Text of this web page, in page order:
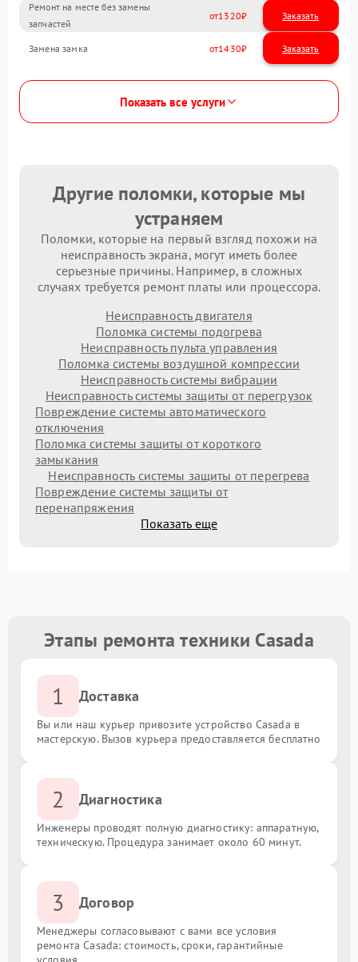
Ремонт на месте без замены
запчастей
1320
Замена замка 1430
Показать все услуги
Другие поломки, которые мы
устраняем
Поломки, которые на первый взгляд похожи на
неисправность экрана, могут иметь более
серьезные причины. Например, в сложных
случаях требуется ремонт платы или процессора.
Неисправность двигателя
Поломка системы подогрева
Неисправность пульта управления
Поломка системы воздушной компрессии
Неисправность системы вибрации
Неисправность системы защиты от перегрузок
Повреждение системы автоматического
отключения
Поломка системы защиты от короткого
замыкания
Неисправность системы защиты от перегрева
Повреждение системы защиты от
перенапряжения
Показать еще
Этапы ремонта техники Casada
1 Доставка
Вы или наш курьер привозите устройство Casada в
мастерскую. Вызов курьера предоставляется бесплатно
2 Диагностика
Инженеры проводят полную диагностику: аппаратную,
техническую. Процедура занимает около 60 минут.
3 Договор
Менеджеры согласовывают с вами все условия
ремонта Casada: стоимость, сроки, гарантийные